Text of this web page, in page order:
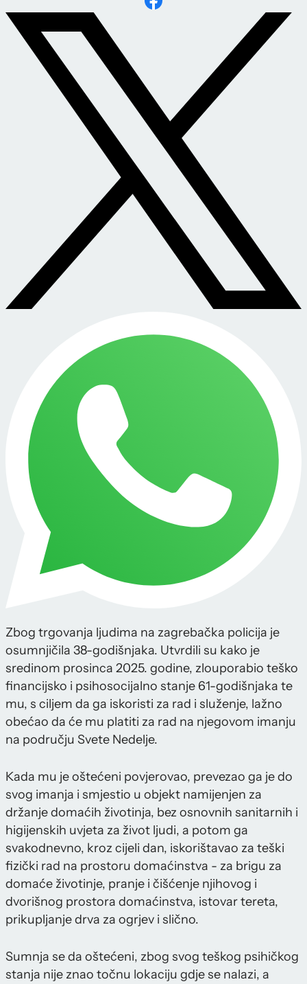
Zbog trgovanja ljudima na zagrebačka policija je
osumnjičila 38-godišnjaka. Utvrdili su kako je
sredinom prosinca 2025. godine, zlouporabio teško
financijsko i psihosocijalno stanje 61-godišnjaka te
mu, s ciljem da ga iskoristi za rad i služenje, lažno
obećao da će mu platiti za rad na njegovom imanju
na području Svete Nedelje.
Kada mu je oštećeni povjerovao, prevezao ga je do
svog imanja i smjestio u objekt namijenjen za
držanje domaćih životinja, bez osnovnih sanitarnih i
higijenskih uvjeta za život ljudi, a potom ga
svakodnevno, kroz cijeli dan, iskorištavao za teški
fizički rad na prostoru domaćinstva - za brigu za
domaće životinje, pranje i čišćenje njihovog i
dvorišnog prostora domaćinstva, istovar tereta,
prikupljanje drva za ogrjev i slično.
Sumnja se da oštećeni, zbog svog teškog psihičkog
stanja nije znao točnu lokaciju gdje se nalazi, a